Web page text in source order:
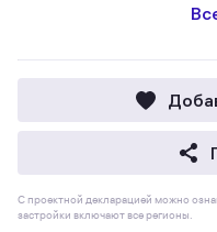
С проектной декларацией можно
застройки включают все регионы.